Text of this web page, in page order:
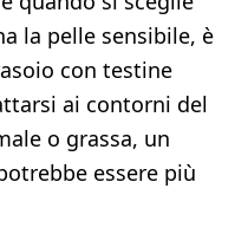
la pelle sensibile, è
con testine
ai contorni del
o grassa, un
essere più